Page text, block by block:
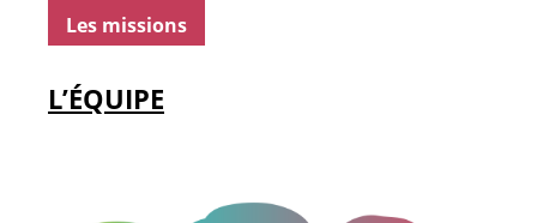
Les missions
L’ÉQUIPE